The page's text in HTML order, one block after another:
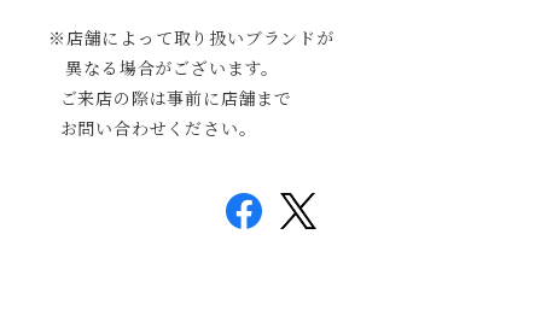
※店舗によって取り扱いブランドが
異なる場合がございます。
ご来店の際は事前に店舗まで
お問い合わせください。